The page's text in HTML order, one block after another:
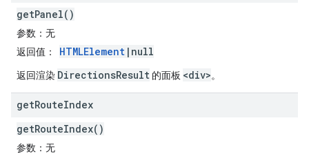
getPanel()
参数 ：无
返回值 ： HTMLElement |null
返回渲染 DirectionsResult 的面板 <div>。
getRouteIndex
getRouteIndex()
参数 ：无